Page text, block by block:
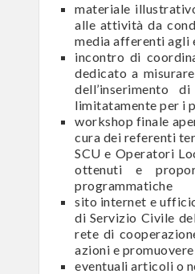
materiale
alle attività da
media afferenti agli
incontro di
dedicato a
dell’inserimento
limitatamente per i
workshop finale
cura dei referenti
SCU e Operatori
ottenuti e
programmatiche
sito internet e
di Servizio Civile
rete di
azioni e
eventuali articoli o